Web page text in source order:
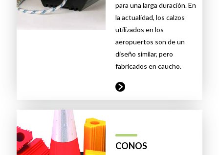
para una larga duración. En
la actualidad, los calzos
utilizados en los
aeropuertos son de un
diseño similar, pero
fabricados en caucho.
CONOS